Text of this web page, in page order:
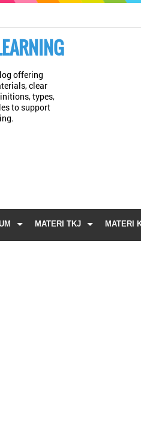
offering
clear
types,
to support
MATERI TKJ MATERI